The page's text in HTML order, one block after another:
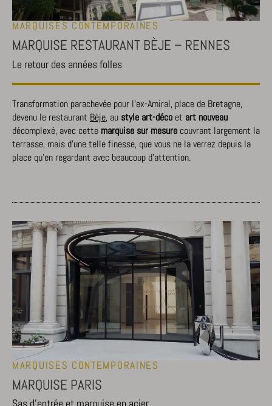
MARQUISES CONTEMPORAINES
MARQUISE RESTAURANT BÈJE – RENNES
Le retour des années folles
Transformation parachevée pour l’ex-Amiral, place de Bretagne,
devenu le restaurant Bèje, au style art-déco et art nouveau
décomplexé, avec cette marquise sur mesure couvrant largement la
terrasse, mais d’une telle finesse, que vous ne la verrez depuis la
place qu’en regardant avec beaucoup d’attention.
MARQUISES CONTEMPORAINES
MARQUISE PARIS